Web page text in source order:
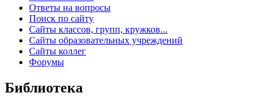
Ответы на вопросы
Поиск по сайту
Сайты классов, групп, кружков...
Сайты образовательных учреждений
Сайты коллег
Форумы
Библиотека